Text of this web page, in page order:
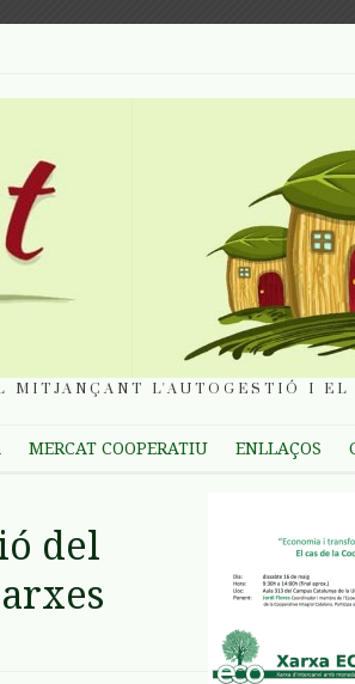
MITJANÇANT L'AUTOGESTIÓ I
MERCAT COOPERATIU ENLLAÇOS
del